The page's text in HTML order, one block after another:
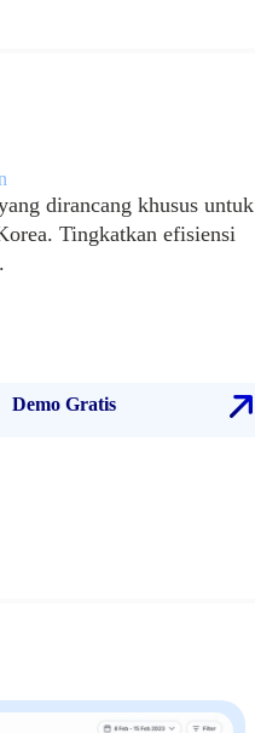
dirancang khusus untuk
Tingkatkan efisiensi
Demo Gratis